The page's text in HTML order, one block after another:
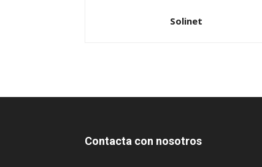
Solinet
Contacta con nosotros